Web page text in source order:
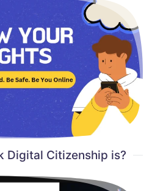
Digital Citizenship is?